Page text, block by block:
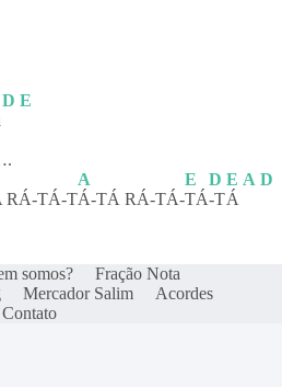
D E
RÁ-TÁ-T
A
Á-TÁ RÁ-TÁ-
E
TÁ
D
-T
E
Á
A D
somos?
Fração Nota
Mercador Salim
Acordes
Contato